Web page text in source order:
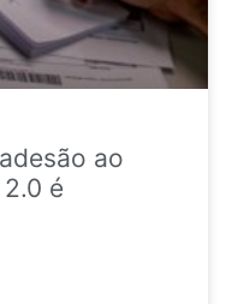
ao
é